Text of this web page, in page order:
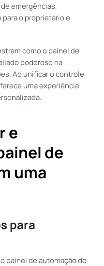
emergências,
o proprietário e
como o painel de
poderoso na
Ao unificar o controle
uma experiência
e
de
uma
para
painel de automação de